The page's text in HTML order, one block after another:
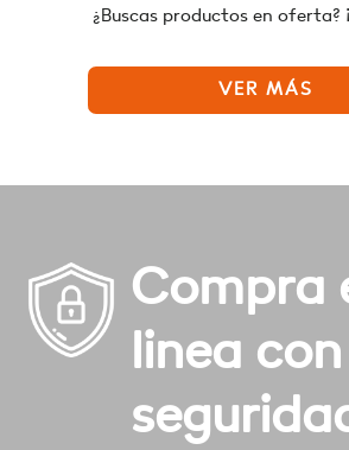
¿Buscas productos en oferta?
VER MÁS
Compra
linea